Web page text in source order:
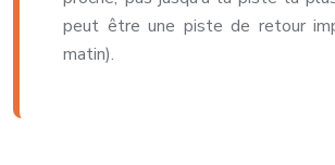
peut être une piste de retour
matin).